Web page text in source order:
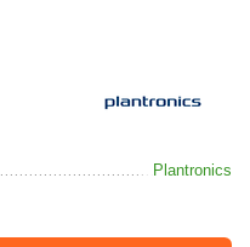
Plantronics